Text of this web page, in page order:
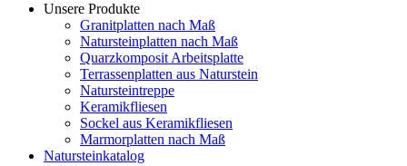
Unsere Produkte
Granitplatten nach Maß
Natursteinplatten nach Maß
Quarzkomposit Arbeitsplatte
Terrassenplatten aus Naturstein
Natursteintreppe
Keramikfliesen
Sockel aus Keramikfliesen
Marmorplatten nach Maß
Natursteinkatalog